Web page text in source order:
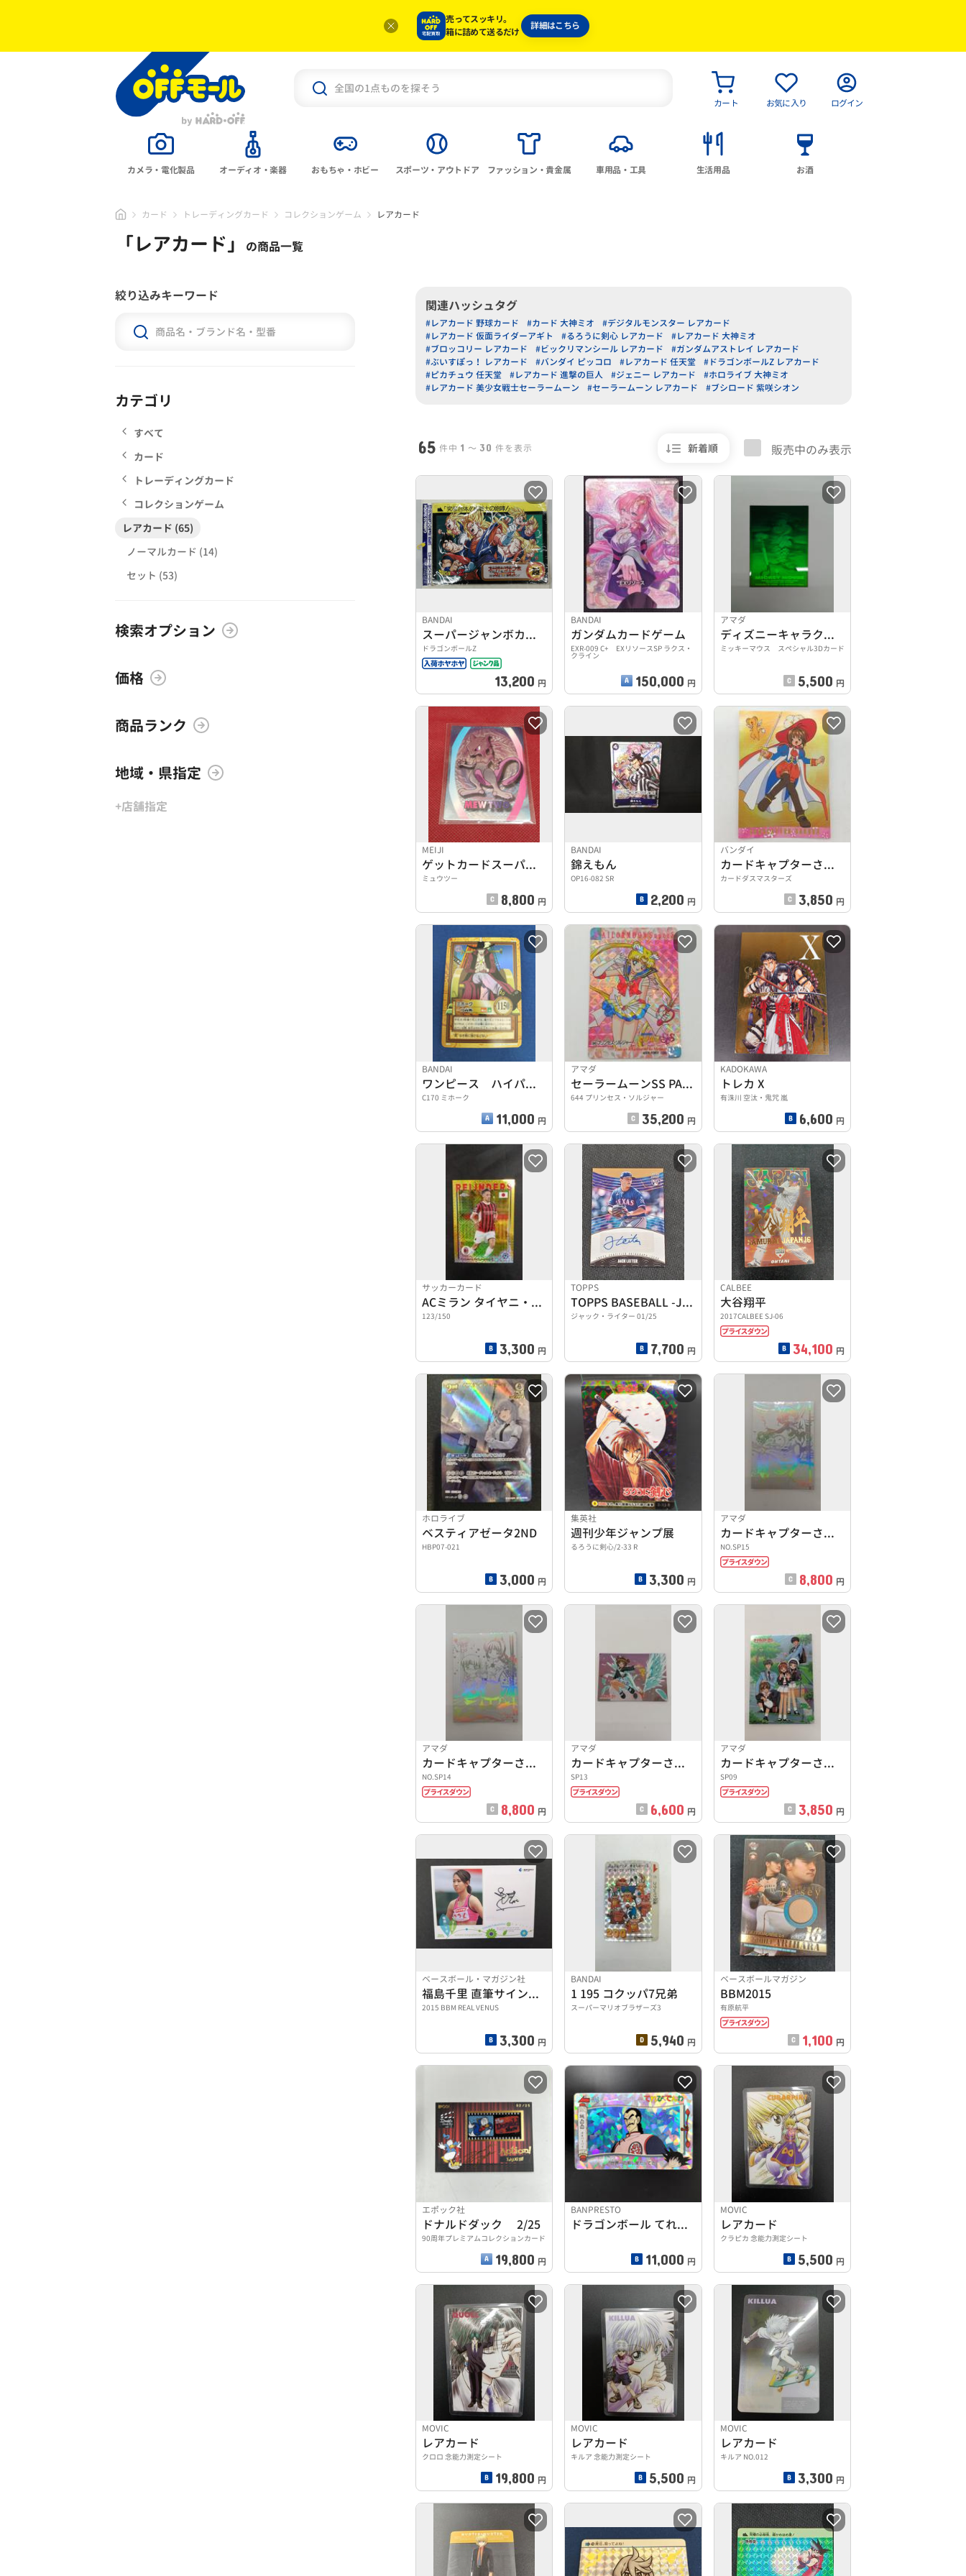
売ってスッキリ。
箱に詰めて送るだけ
詳細はこちら
カート お気に入り ログイン
カメラ・電化製品 オーディオ・楽器 おもちゃ・ホビー スポーツ・アウトドア ファッション・貴金属 車用品・工具 生活用品 お酒
カード トレーディングカード コレクションゲーム レアカード
「レアカード」 の商品一覧
絞り込みキーワード
カテゴリ
すべて
カード
トレーディングカード
コレクションゲーム
レアカード (65)
ノーマルカード (14)
セット (53)
検索オプション
価格
商品ランク
地域・県指定
+店舗指定
関連ハッシュタグ
#レアカード 野球カード #カード 大神ミオ
#デジタルモンスター レアカード
#レアカード 仮面ライダーアギト
#るろうに剣心 レアカード
#レアカード 大神ミオ
#ブロッコリー レアカード
#ビックリマンシール レアカード
#ガンダムアストレイ レアカード
#ぶいすぽっ！ レアカード
#バンダイ ピッコロ #レアカード 任天堂
#ドラゴンボールZ レアカード
#ピカチュウ 任天堂
#レアカード 進撃の巨人 #ジェニー レアカード
#ホロライブ 大神ミオ
#レアカード 美少女戦士セーラームーン
#セーラームーン レアカード #ブシロード 紫咲シオン
65 件中 1 〜 30 件を表示 新着順 販売中のみ表示
BANDAI
スーパージャンボカードダス
ドラゴンボールZ
13,200 円
BANDAI
ガンダムカードゲーム
EXR-009 C+ EXリソースSP ラクス・
クライン
150,000 円
アマダ
ディズニーキャラクターカードクラブ
ミッキーマウス スペシャル3Dカード
5,500 円
MEIJI
ゲットカードスーパーコレクション
ミュウツー
8,800 円
BANDAI
錦えもん
OP16-082 SR
2,200 円
バンダイ
カードキャプターさくら SP4 木之本桜
カードダスマスターズ
3,850 円
BANDAI
ワンピース ハイパーバトルカードダス
C170 ミホーク
11,000 円
アマダ
セーラームーンSS PART14
644 プリンセス・ソルジャー
35,200 円
KADOKAWA
トレカ X
有洙川 空汰・鬼咒 嵐
6,600 円
サッカーカード
ACミラン タイヤニ・ラインデルス選手
123/150
3,300 円
TOPPS
TOPPS BASEBALL -JAPAN EDITION
ジャック・ライター 01/25
7,700 円
CALBEE
大谷翔平
2017CALBEE SJ-06
34,100 円
ホロライブ
ベスティアゼータ2ND
HBP07-021
3,000 円
集英社
週刊少年ジャンプ展
るろうに剣心/2-33 R
3,300 円
アマダ
カードキャプターさくら エッチングカードコレクション
NO.SP15
8,800 円
アマダ
カードキャプターさくら エッチングカードコレクション
NO.SP14
8,800 円
アマダ
カードキャプターさくら SPカード
SP13
6,600 円
アマダ
カードキャプターさくら SPカード
SP09
3,850 円
ベースボール・マガジン社
福島千里 直筆サインカード 052/150
2015 BBM REAL VENUS
3,300 円
BANDAI
1 195 コクッパ7兄弟
スーパーマリオブラザーズ3
5,940 円
ベースボールマガジン
BBM2015
有原航平
1,100 円
エポック社
ドナルドダック 2/25
90周年プレミアムコレクションカード
19,800 円
BANPRESTO
ドラゴンボール てれびでんわ 23 桃白白 ステンドグラス
11,000 円
MOVIC
レアカード
クラピカ 念能力測定シート
5,500 円
MOVIC
レアカード
クロロ 念能力測定シート
19,800 円
MOVIC
レアカード
キルア 念能力測定シート
5,500 円
MOVIC
レアカード
キルア NO.012
3,300 円